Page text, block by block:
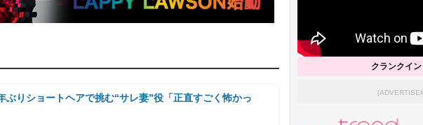
ぶりショートヘアで挑む“サレ妻”役「正直すごく怖かっ
クランクイ